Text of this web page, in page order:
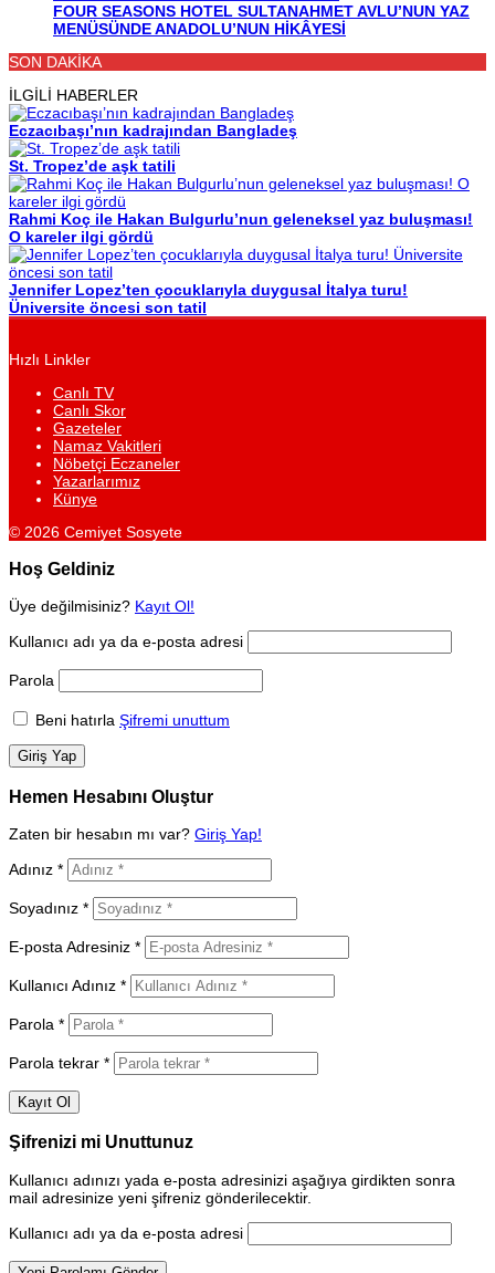
FOUR SEASONS HOTEL SULTANAHMET AVLU’NUN YAZ
MENÜSÜNDE ANADOLU’NUN HİKÂYESİ
SON DAKİKA
İLGİLİ HABERLER
Eczacıbaşı’nın kadrajından Bangladeş
St. Tropez’de aşk tatili
Rahmi Koç ile Hakan Bulgurlu’nun geleneksel yaz buluşması!
O kareler ilgi gördü
Jennifer Lopez’ten çocuklarıyla duygusal İtalya turu!
Üniversite öncesi son tatil
Hızlı Linkler
Canlı TV
Canlı Skor
Gazeteler
Namaz Vakitleri
Nöbetçi Eczaneler
Yazarlarımız
Künye
© 2026 Cemiyet Sosyete
Hoş Geldiniz
Üye değilmisiniz? Kayıt Ol!
Kullanıcı adı ya da e-posta adresi
Parola
Beni hatırla Şifremi unuttum
Hemen Hesabını Oluştur
Zaten bir hesabın mı var? Giriş Yap!
Adınız *
Soyadınız *
E-posta Adresiniz *
Kullanıcı Adınız *
Parola *
Parola tekrar *
Şifrenizi mi Unuttunuz
Kullanıcı adınızı yada e-posta adresinizi aşağıya girdikten sonra
mail adresinize yeni şifreniz gönderilecektir.
Kullanıcı adı ya da e-posta adresi